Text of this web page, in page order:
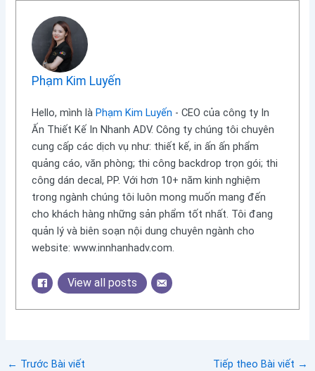
Phạm Kim Luyến
Hello, mình làPhạm Kim Luyến - CEO của công ty In
Ấn Thiết Kế In Nhanh ADV. Công ty chúng tôi chuyên
cung cấp các dịch vụ như: thiết kế, in ấn ấn phẩm
quảng cáo, văn phòng; thi công backdrop trọn gói; thi
công dán decal, PP. Với hơn 10+ năm kinh nghiệm
trong ngành chúng tôi luôn mong muốn mang đến
cho khách hàng những sản phẩm tốt nhất. Tôi đang
quản lý và biên soạn nội dung chuyên ngành cho
website: www.innhanhadv.com.
View all posts
← Trước Bài viết Tiếp theo Bài viết →